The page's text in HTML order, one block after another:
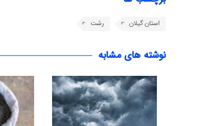
استان گیلان رشت
نوشته های مشابه